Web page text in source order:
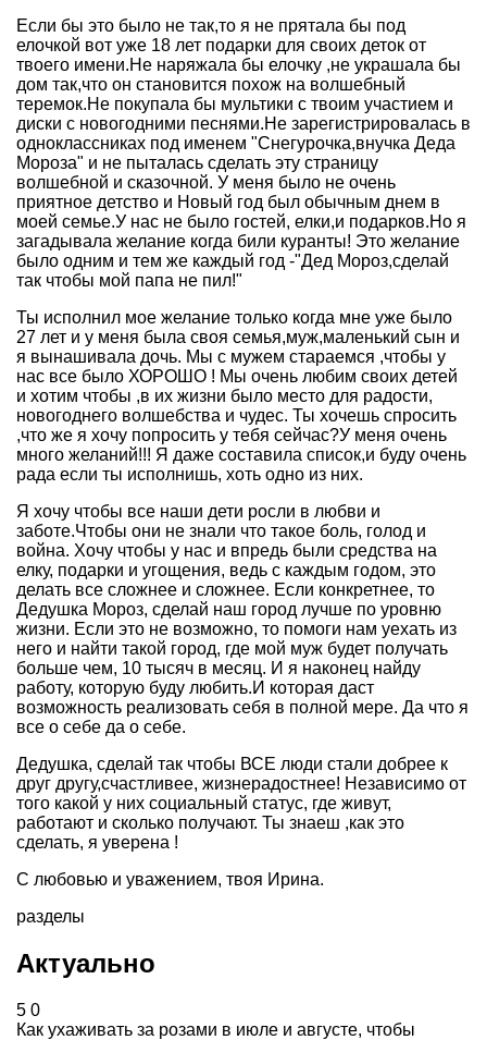
Если бы это было не так,то я не прятала бы под
елочкой вот уже 18 лет подарки для своих деток от
твоего имени.Не наряжала бы елочку ,не украшала бы
дом так,что он становится похож на волшебный
теремок.Не покупала бы мультики с твоим участием и
диски с новогодними песнями.Не зарегистрировалась в
одноклассниках под именем "Снегурочка,внучка Деда
Мороза" и не пыталась сделать эту страницу
волшебной и сказочной. У меня было не очень
приятное детство и Новый год был обычным днем в
моей семье.У нас не было гостей, елки,и подарков.Но я
загадывала желание когда били куранты! Это желание
было одним и тем же каждый год -"Дед Мороз,сделай
так чтобы мой папа не пил!"
Ты исполнил мое желание только когда мне уже было
27 лет и у меня была своя семья,муж,маленький сын и
я вынашивала дочь. Мы с мужем стараемся ,чтобы у
нас все было ХОРОШО ! Мы очень любим своих детей
и хотим чтобы ,в их жизни было место для радости,
новогоднего волшебства и чудес. Ты хочешь спросить
,что же я хочу попросить у тебя сейчас?У меня очень
много желаний!!! Я даже составила список,и буду очень
рада если ты исполнишь, хоть одно из них.
Я хочу чтобы все наши дети росли в любви и
заботе.Чтобы они не знали что такое боль, голод и
война. Хочу чтобы у нас и впредь были средства на
елку, подарки и угощения, ведь с каждым годом, это
делать все сложнее и сложнее. Если конкретнее, то
Дедушка Мороз, сделай наш город лучше по уровню
жизни. Если это не возможно, то помоги нам уехать из
него и найти такой город, где мой муж будет получать
больше чем, 10 тысяч в месяц. И я наконец найду
работу, которую буду любить.И которая даст
возможность реализовать себя в полной мере. Да что я
все о себе да о себе.
Дедушка, сделай так чтобы ВСЕ люди стали добрее к
друг другу,счастливее, жизнерадостнее! Независимо от
того какой у них социальный статус, где живут,
работают и сколько получают. Ты знаеш ,как это
сделать, я уверена !
С любовью и уважением, твоя Ирина.
разделы
Актуально
5 0
Как ухаживать за розами в июле и августе, чтобы